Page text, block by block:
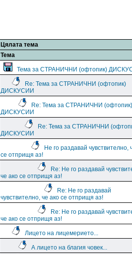
Цялата тема
Тема
Тема за СТРАНИЧНИ (офтопик)
Re: Тема за СТРАНИЧНИ (офтопик)
ДИСКУСИИ
Re: Тема за СТРАНИЧНИ (офтопик)
ДИСКУСИИ
Re: Тема за СТРАНИЧНИ
ДИСКУСИИ
Не го раздавай чувствително,
се отприщя аз!
Re: Не го раздавай
че ако се отприщя аз!
Re: Не го раздавай
чувствително, че ако се отприщя аз!
Re: Не го раздавай
че ако се отприщя аз!
Лицето на лицемерието...
А лицето на благия човек...